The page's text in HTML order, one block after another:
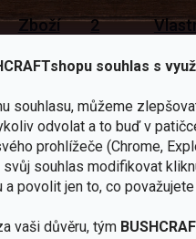
souhlas s
souhlasu, můžeme
odvolat a to buď v
prohlížeče (Chrome,
souhlas modifikovat
a povolit jen to, co
vaši důvěru, tým
Zboží
testujeme
nekoupíte
„zajíce v
pytli“
2
prodejny
nás v
Praze a
Šumperku
JuBö
ruční
v ČR
výhody